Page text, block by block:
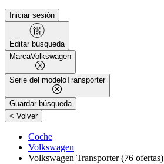
Iniciar sesión
Editar búsqueda
MarcaVolkswagen
Serie del modeloTransporter
Guardar búsqueda
< Volver |
Coche
Volkswagen
Volkswagen Transporter(76 ofertas)